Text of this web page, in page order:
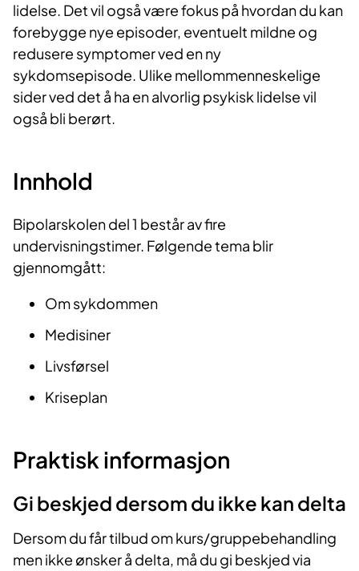
lidelse. Det vil også være fokus på hvordan du kan
forebygge nye episoder, eventuelt mildne og
redusere symptomer ved en ny
sykdomsepisode. Ulike mellommenneskelige
sider ved det å ha en alvorlig psykisk lidelse vil
også bli berørt.
Innhold
Bipolarskolen del 1 består av fire
undervisningstimer. Følgende tema blir
gjennomgått:
Om sykdommen
Medisiner
Livsførsel
Kriseplan
Praktisk informasjon
Gi beskjed dersom du ikke kan delta
Dersom du får tilbud om kurs/gruppebehandling
men ikke ønsker å delta, må du gi beskjed via